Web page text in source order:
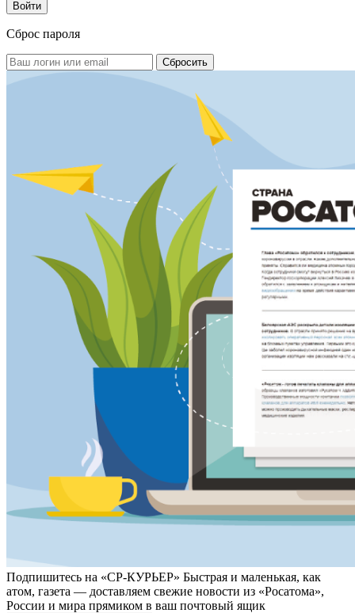
Сброс пароля
Подпишитесь на «СР-КУРЬЕР» Быстрая и маленькая, как
атом, газета — доставляем свежие новости из «Росатома»,
России и мира прямиком в ваш почтовый ящик